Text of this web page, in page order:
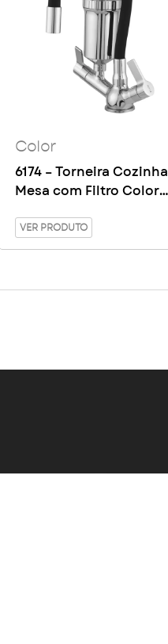
Color
6174 – Torneira Cozinha
Mesa com Filtro Color
VER PRODUTO